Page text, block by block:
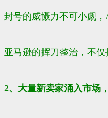
封号的威慑力不可小觑，
亚马逊的挥刀整治，不
2、大量新卖家涌入市场